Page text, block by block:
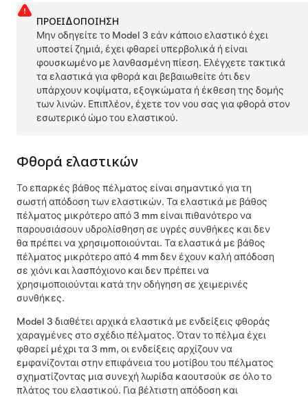
ΠΡΟΕΙΔΟΠΟΊΗΣΗ
Μην οδηγείτε το Model 3 εάν κάποιο ελαστικό έχει
υποστεί ζημιά, έχει φθαρεί υπερβολικά ή είναι
φουσκωμένο με λανθασμένη πίεση. Ελέγχετε τακτικά
τα ελαστικά για φθορά και βεβαιωθείτε ότι δεν
υπάρχουν κοψίματα, εξογκώματα ή έκθεση της δομής
των λινών. Επιπλέον, έχετε τον νου σας για φθορά στον
εσωτερικό ώμο του ελαστικού.
Φθορά ελαστικών
Το επαρκές βάθος πέλματος είναι σημαντικό για τη
σωστή απόδοση των ελαστικών. Τα ελαστικά με βάθος
πέλματος μικρότερο από3 mm είναι πιθανότερο να
παρουσιάσουν υδρολίσθηση σε υγρές συνθήκες και δεν
θα πρέπει να χρησιμοποιούνται. Τα ελαστικά με βάθος
πέλματος μικρότερο από4 mm δεν έχουν καλή απόδοση
σε χιόνι και λασπόχιονο και δεν πρέπει να
χρησιμοποιούνται κατά την οδήγηση σε χειμερινές
συνθήκες.
Model 3 διαθέτει αρχικά ελαστικά με ενδείξεις φθοράς
χαραγμένες στο σχέδιο πέλματος. Όταν το πέλμα έχει
φθαρεί μέχρι τα 3 mm, οι ενδείξεις αρχίζουν να
εμφανίζονται στην επιφάνεια του μοτίβου του πέλματος
σχηματίζοντας μια συνεχή λωρίδα καουτσούκ σε όλο το
πλάτος του ελαστικού. Για βέλτιστη απόδοση και